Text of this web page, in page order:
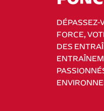
DÉPASSEZ-
FORCE,
DES